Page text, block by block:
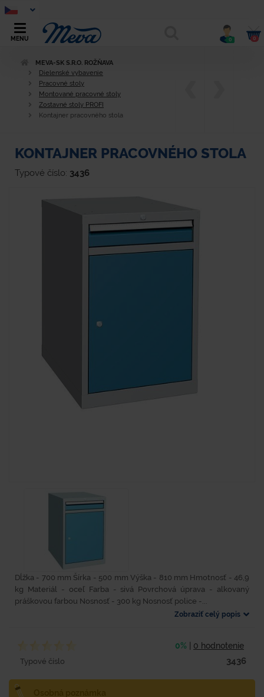
MENU 0 0
MEVA-SK S.R.O. ROŽŇAVA
Dielenské vybavenie
Pracovné stoly
Montované pracovné stoly
Zostavné stoly PROFI
Kontajner pracovného stola
KONTAJNER PRACOVNÉHO STOLA
Typové číslo: 3436
Dĺžka - 700 mm Šírka - 500 mm Výška - 810 mm Hmotnosť - 46,9
kg Materiál - oceľ Farba - sivá Povrchová úprava - alkovaný
práškovou farbou Nosnosť - 300 kg Nosnosť police -...
Zobraziť celý popis
0% 0 hodnotenie
Typové číslo 3436